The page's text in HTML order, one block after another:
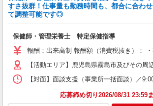
すさ抜群！仕事量も勤務時間も、都合に合わせ
て調整可能です◎
保健師・管理栄養士 特定保健指導
報酬：出来高制 報酬額（消費税抜き）：
【活動エリア】鹿児島県霧島市及びその周
【対面】面談支援（事業所一括面談）／
応募締め切り2026/08/31 23:59